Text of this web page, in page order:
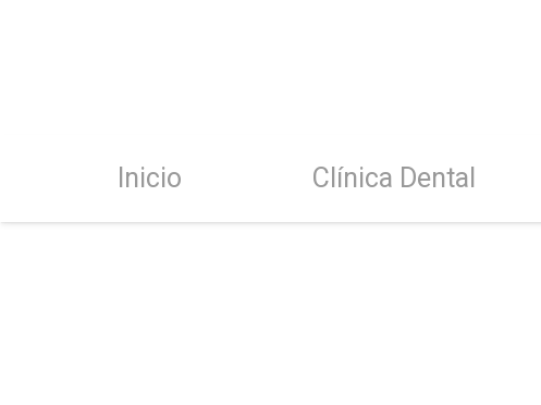
Inicio Clínica Dental